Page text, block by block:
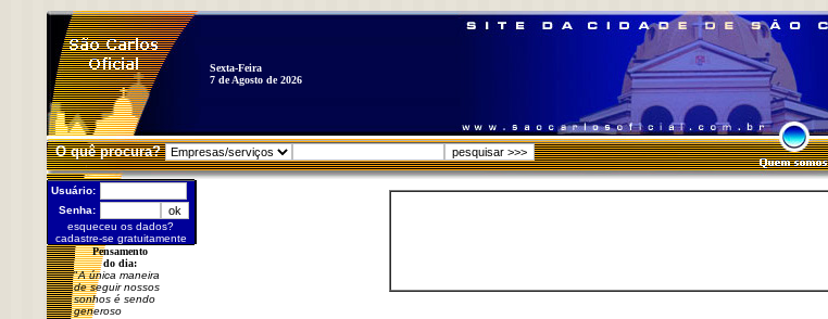
Sexta-Feira
7 de Agosto de 2026
O quê procura?
Usuário:
Senha:
esqueceu os dados?
cadastre-se gratuitamente
Pensamento
do dia:
"A única maneira
de seguir nossos
sonhos é sendo
generoso